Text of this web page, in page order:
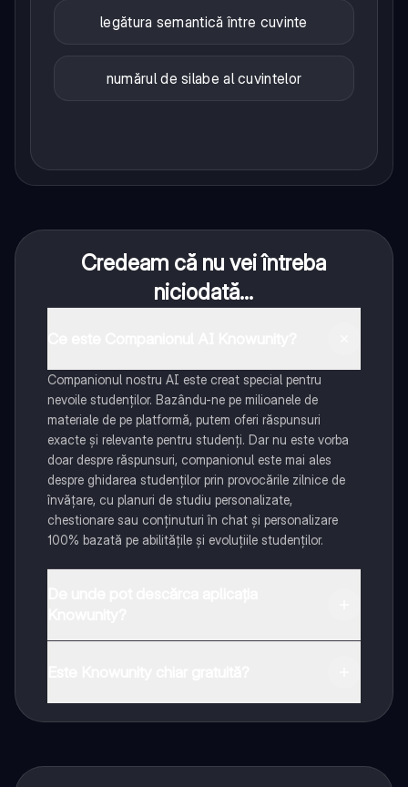
legătura semantică între cuvinte
numărul de silabe al cuvintelor
Credeam că nu vei întreba
niciodată...
Companionul nostru AI este creat special pentru
nevoile studenților. Bazându-ne pe milioanele de
materiale de pe platformă, putem oferi răspunsuri
exacte și relevante pentru studenți. Dar nu este vorba
doar despre răspunsuri, companionul este mai ales
despre ghidarea studenților prin provocările zilnice de
învățare, cu planuri de studiu personalizate,
chestionare sau conținuturi în chat și personalizare
100% bazată pe abilitățile și evoluțiile studenților.